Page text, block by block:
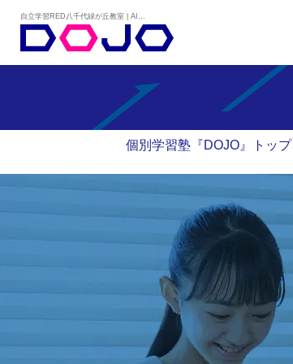
個別学習塾『DOJO』トップ